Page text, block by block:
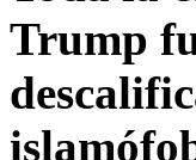
Trump